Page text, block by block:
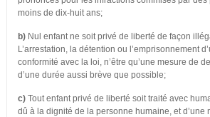
moins de dix-huit ans;
b)Nul enfant ne soit privé de liberté de façon
L’arrestation, la détention ou l’emprisonnement
conformité avec la loi, n’être qu’une mesure de
d’une durée aussi brève que possible;
c)Tout enfant privé de liberté soit traité avec
dû à la dignité de la personne humaine, et d’une